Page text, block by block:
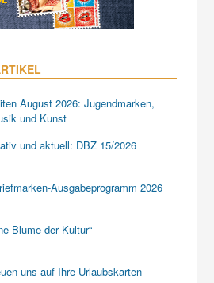
August 2026: Jugendmarken,
und Kunst
und aktuell: DBZ 15/2026
Ausgabeprogramm 2026
Blume der Kultur“
uns auf Ihre Urlaubskarten